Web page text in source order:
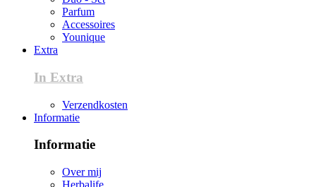
Parfum
Accessoires
Younique
Extra
In Extra
Verzendkosten
Informatie
Informatie
Over mij